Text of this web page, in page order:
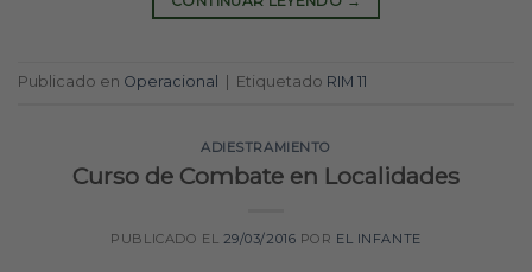
Publicado en Operacional Etiquetado RIM 11
ADIESTRAMIENTO
Curso de Combate en Localidades
PUBLICADO EL 29/03/2016 POR EL INFANTE